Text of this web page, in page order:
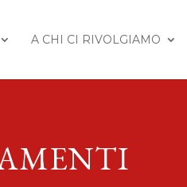
A CHI CI RIVOLGIAMO